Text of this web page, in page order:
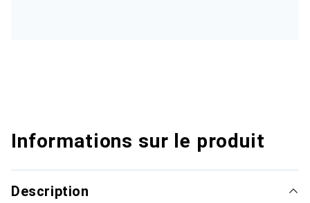
Informations sur le produit
Description